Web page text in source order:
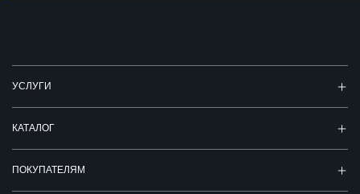
УСЛУГИ
КАТАЛОГ
ПОКУПАТЕЛЯМ